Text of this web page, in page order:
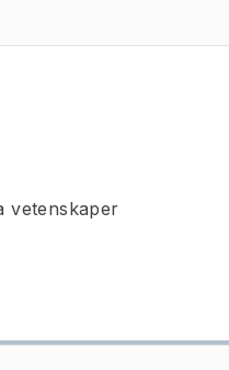
vetenskaper